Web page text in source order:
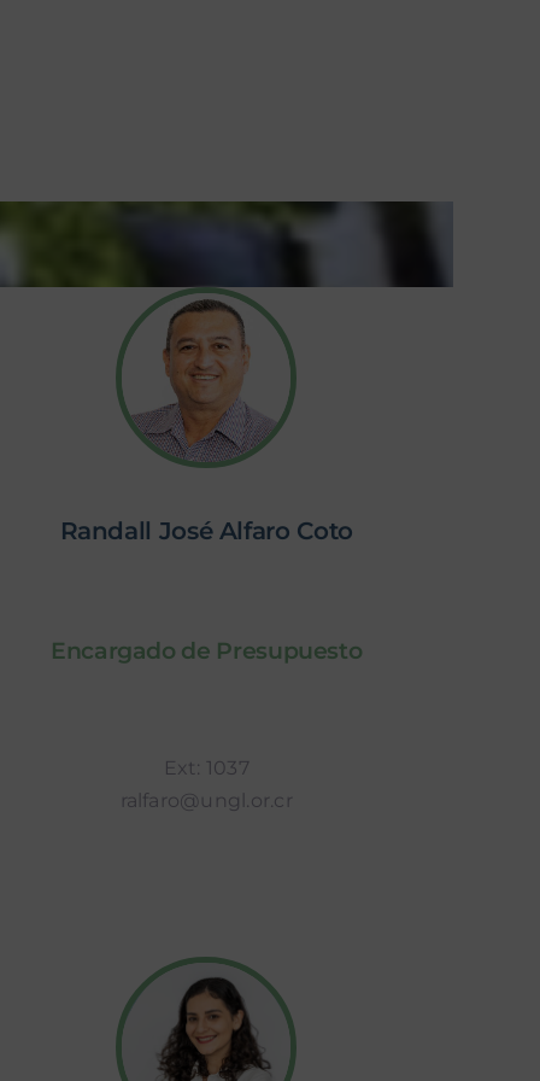
Randall José Alfaro Coto
Encargado de Presupuesto
Ext: 1037
ralfaro@ungl.or.cr